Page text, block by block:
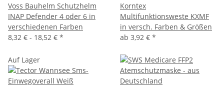
Voss Bauhelm Schutzhelm
INAP Defender 4 oder 6 in
verschiedenen Farben
8,32 € - 18,52 € *
Korntex
Multifunktionsweste KXMF
in versch. Farben & Größen
ab 3,92 € *
Auf Lager